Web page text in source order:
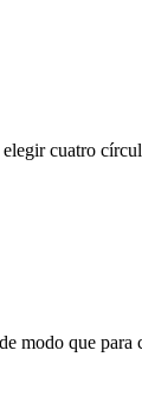
cuatro
que para